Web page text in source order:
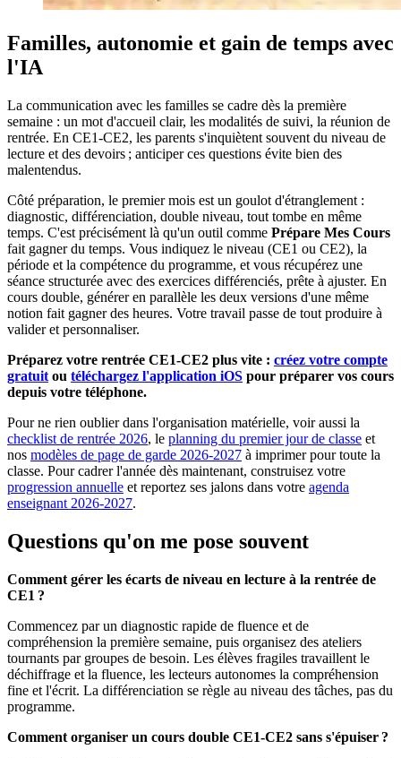
Familles, autonomie et gain de temps avec
l'IA
La communication avec les familles se cadre dès la première
semaine : un mot d'accueil clair, les modalités de suivi, la réunion de
rentrée. En CE1-CE2, les parents s'inquiètent souvent du niveau de
lecture et des devoirs ; anticiper ces questions évite bien des
malentendus.
Côté préparation, le premier mois est un goulot d'étranglement :
diagnostic, différenciation, double niveau, tout tombe en même
temps. C'est précisément là qu'un outil comme Prépare Mes Cours
fait gagner du temps. Vous indiquez le niveau (CE1 ou CE2), la
période et la compétence du programme, et vous récupérez une
séance structurée avec des exercices différenciés, prête à ajuster. En
cours double, générer en parallèle les deux versions d'une même
notion fait gagner des heures. Votre travail passe de tout produire à
valider et personnaliser.
Préparez votre rentrée CE1-CE2 plus vite : créez votre compte
gratuit ou téléchargez l'application iOS pour préparer vos cours
depuis votre téléphone.
Pour ne rien oublier dans l'organisation matérielle, voir aussi la
checklist de rentrée 2026, le planning du premier jour de classe et
nos modèles de page de garde 2026-2027 à imprimer pour toute la
classe. Pour cadrer l'année dès maintenant, construisez votre
progression annuelle et reportez ses jalons dans votre agenda
enseignant 2026-2027.
Questions qu'on me pose souvent
Comment gérer les écarts de niveau en lecture à la rentrée de
CE1 ?
Commencez par un diagnostic rapide de fluence et de
compréhension la première semaine, puis organisez des ateliers
tournants par groupes de besoin. Les élèves fragiles travaillent le
déchiffrage et la fluence, les lecteurs autonomes la compréhension
fine et l'écrit. La différenciation se règle au niveau des tâches, pas du
programme.
Comment organiser un cours double CE1-CE2 sans s'épuiser ?